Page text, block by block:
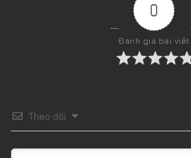
0
Đánh giá bài viết
Theo dõi